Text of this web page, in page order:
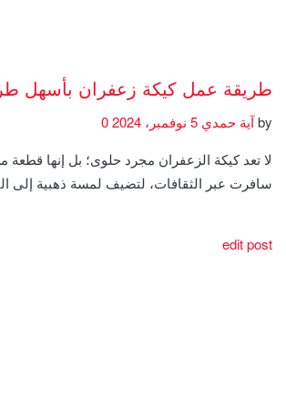
طريقة عمل كيكة زعفران بأسهل
byآية حمدي
لا تعد كيكة الزعفران مجرد حلوى؛ بل إنها قطعة
سافرت عبر الثقافات، لتضيف لمسة ذهبية إلى
edit post